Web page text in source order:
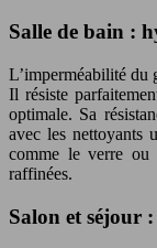
Salle de bain :
L’imperméabilité du
Il résiste
optimale. Sa
avec les nettoyants
comme le verre ou
raffinées.
Salon et séjour